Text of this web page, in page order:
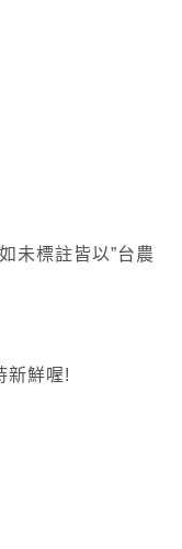
未標註皆以”台農
新鮮喔!